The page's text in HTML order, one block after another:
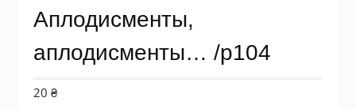
Аплодисменты,
аплодисменты… /p104
20 ₴